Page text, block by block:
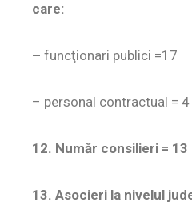
care:
– funcţionari publici =17
– personal contractual = 4
12. Număr consilieri = 13
13. Asocieri la nivelul